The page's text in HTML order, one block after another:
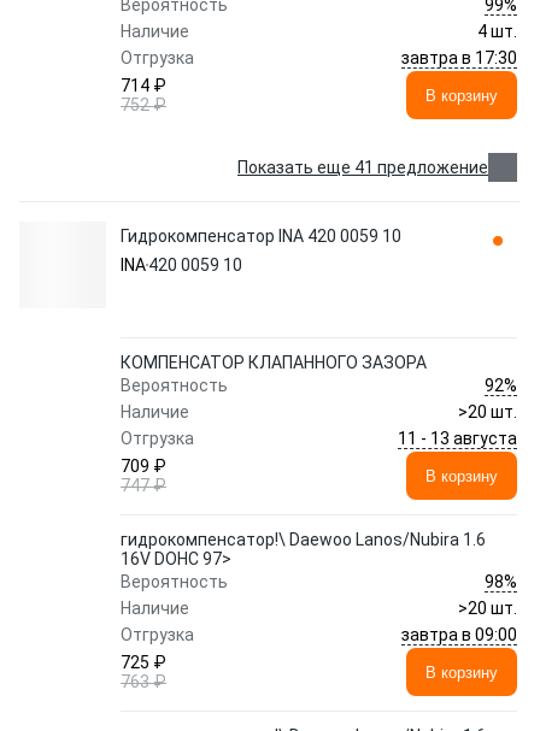
Вероятность
99%
Наличие
4 шт.
Отгрузка
завтра в 17:30
714 ₽
752 ₽
В корзину
Показать еще 41 предложение
Гидрокомпенсатор INA 420 0059 10
INA420 0059 10
КОМПЕНСАТОР КЛАПАННОГО ЗАЗОРА
Вероятность
92%
Наличие
>20 шт.
Отгрузка
11 - 13 августа
709 ₽
747 ₽
В корзину
гидрокомпенсатор!\ Daewoo Lanos/Nubira 1.6
16V DOHC 97>
Вероятность
98%
Наличие
>20 шт.
Отгрузка
завтра в 09:00
725 ₽
763 ₽
В корзину